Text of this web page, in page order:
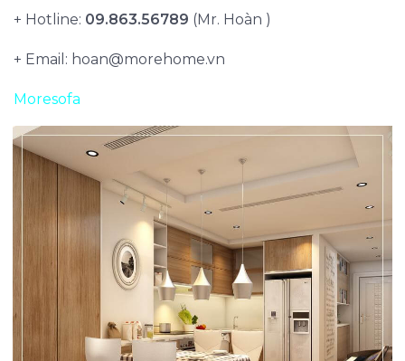
+ Hotline: 09.863.56789 (Mr. Hoàn )
+ Email: hoan@morehome.vn
Moresofa